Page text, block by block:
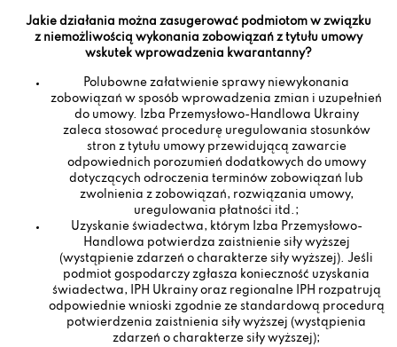
Jakie działania można zasugerować podmiotom w związku
z niemożliwością wykonania zobowiązań z tytułu umowy
wskutek wprowadzenia kwarantanny?
Polubowne załatwienie sprawy niewykonania
zobowiązań w sposób wprowadzenia zmian i uzupełnień
do umowy. Izba Przemysłowo-Handlowa Ukrainy
zaleca stosować procedurę uregulowania stosunków
stron z tytułu umowy przewidującą zawarcie
odpowiednich porozumień dodatkowych do umowy
dotyczących odroczenia terminów zobowiązań lub
zwolnienia z zobowiązań, rozwiązania umowy,
uregulowania płatności itd.;
Uzyskanie świadectwa, którym Izba Przemysłowo-
Handlowa potwierdza zaistnienie siły wyższej
(wystąpienie zdarzeń o charakterze siły wyższej). Jeśli
podmiot gospodarczy zgłasza konieczność uzyskania
świadectwa, IPH Ukrainy oraz regionalne IPH rozpatrują
odpowiednie wnioski zgodnie ze standardową procedurą
potwierdzenia zaistnienia siły wyższej (wystąpienia
zdarzeń o charakterze siły wyższej);